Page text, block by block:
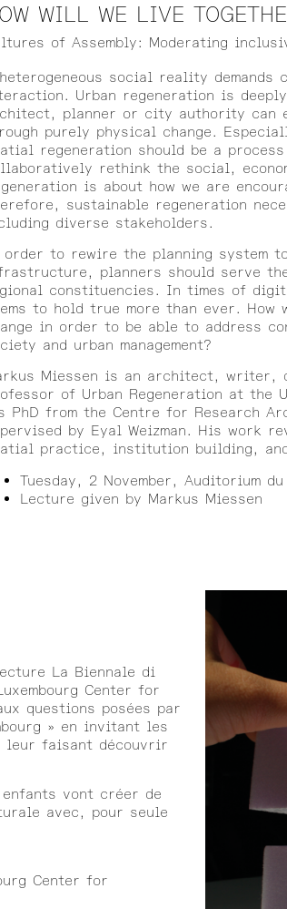
WILL WE LIVE
of Assembly: Moderating
social reality demands
Urban regeneration is
planner or city authority can
purely physical change.
regeneration should be a
rethink the social,
is about how we are
sustainable regeneration
diverse stakeholders.
order to rewire the planning system
planners should serve
constituencies. In times of
to hold true more than ever.
in order to be able to address
and urban management?
Miessen is an architect, writer,
of Urban Regeneration at the
PhD from the Centre for Research
by Eyal Weizman. His work
practice, institution building,
Tuesday, 2 November, Auditorium
Lecture given by Markus Miessen
La Biennale di
Center for
questions posées par
» en invitant les
faisant découvrir
vont créer de
avec, pour seule
Center for